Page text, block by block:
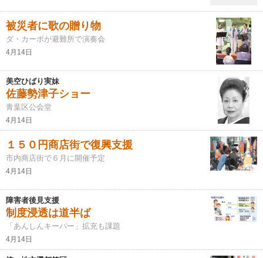
被災者に歌の贈り物
ダ・カーポが避難所で演奏会
4月14日
美空ひばり実妹
佐藤勢津子ショー
青葉区公会堂
4月14日
１５０円商店街で復興支援
市内商店街で６月に開催予定
4月14日
障害者後見支援
制度浸透は道半ば
「あんしんキーパー」拡充も課題
4月14日